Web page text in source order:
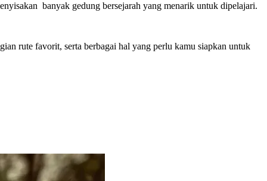
banyak gedung bersejarah yang menarik untuk dipelajari.
rute favorit, serta berbagai hal yang perlu kamu siapkan untuk